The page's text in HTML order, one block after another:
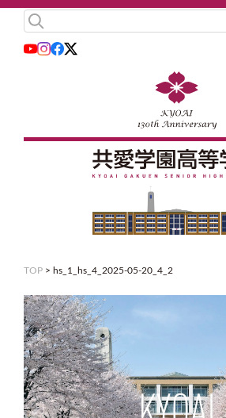
TOP > hs_1_hs_4_2025-05-20_4_2